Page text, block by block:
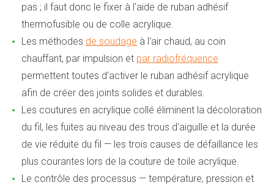
pas ; il faut donc le fixer à l'aide de ruban adhésif
thermofusible ou de colle acrylique.
Les méthodes de soudage à l'air chaud, au coin
chauffant, par impulsion et par radiofréquence
permettent toutes d'activer le ruban adhésif acrylique
afin de créer des joints solides et durables.
Les coutures en acrylique collé éliminent la décoloration
du fil, les fuites au niveau des trous d'aiguille et la durée
de vie réduite du fil — les trois causes de défaillance les
plus courantes lors de la couture de toile acrylique.
Le contrôle des processus — température, pression et